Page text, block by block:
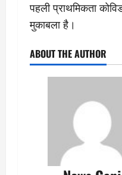
पहली प्राथमिकता
मुकाबला है।
ABOUT THE AUTHOR